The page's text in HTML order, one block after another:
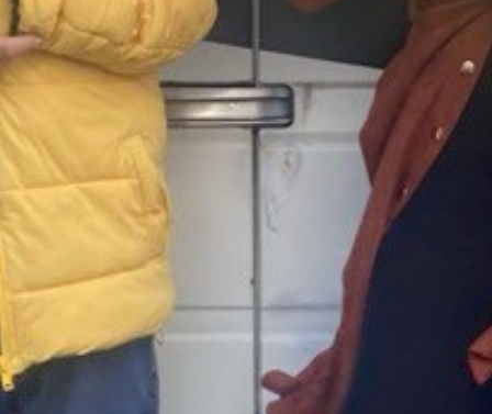
Happiness!
Sendung vom 25.11.2023
Moderation: Annabelle Helbling, Anthony
Fiorentini, Daniela Leutenegger, Peter
Estermann & Silvio Rauch
00:00